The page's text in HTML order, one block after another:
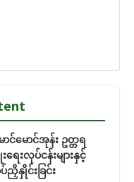
မောင်အုန်း ဥတ္တရ
းလုပ်ငန်းများနှင့်
ညှိနှိုင်းခြင်း